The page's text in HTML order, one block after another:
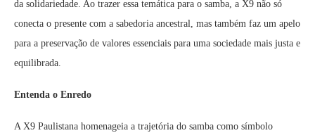
da solidariedade. Ao trazer essa temática para o samba, a X9 não só
conecta o presente com a sabedoria ancestral, mas também faz um apelo
para a preservação de valores essenciais para uma sociedade mais justa e
equilibrada.
Entenda o Enredo
A X9 Paulistana homenageia a trajetória do samba como símbolo